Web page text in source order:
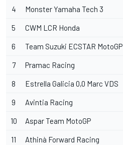
4 Monster Yamaha Tech 3
5 CWM LCR Honda
6 Team Suzuki ECSTAR MotoGP
7 Pramac Racing
8 Estrella Galicia 0,0 Marc VDS
9 Avintia Racing
10 Aspar Team MotoGP
11 Athinà Forward Racing